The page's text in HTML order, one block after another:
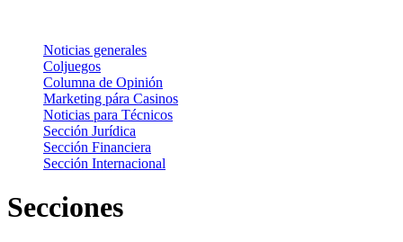
Noticias generales
Coljuegos
Columna de Opinión
Marketing pára Casinos
Noticias para Técnicos
Sección Jurídica
Sección Financiera
Sección Internacional
Secciones